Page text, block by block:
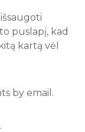
puslapį, kad
kartą vėl
by email.